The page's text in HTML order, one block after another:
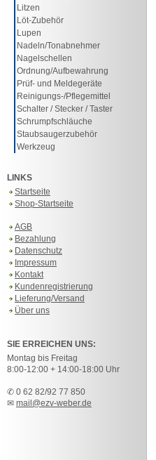
Litzen
Löt-Zubehör
Lupen
Nadeln/Tonabnehmer
Nagelschellen
Ordnung/Aufbewahrung
Prüf- und Meldegeräte
Reinigungs-/Pflegemittel
Schalter / Stecker / Taster
Schrumpfschläuche
Staubsaugerzubehör
Werkzeug
LINKS
Startseite
Shop-Startseite
AGB
Bezahlung
Datenschutz
Impressum
Kontakt
Kundenregistrierung
Lieferung/Versand
Über uns
SIE ERREICHEN UNS:
Montag bis Freitag
8:00-12:00 + 14:00-18:00 Uhr
✆ 0 62 82/92 77 850
✉ mail@ezv-weber.de